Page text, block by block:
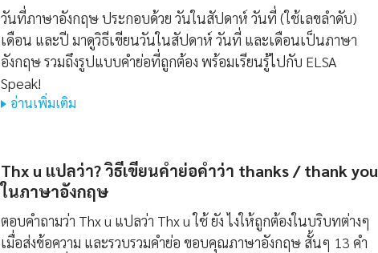
วันที่ภาษาอังกฤษ ประกอบด้วย วันในสัปดาห์ วันที่ (ใช้เลขลำดับ)
เดือน และปี มาดูวิธีเขียนวันในสัปดาห์ วันที่ และเดือนเป็นภาษา
อังกฤษ รวมถึงรูปแบบคำย่อที่ถูกต้อง พร้อมเรียนรู้ไปกับ ELSA
Speak!
อ่านเพิ่มเติม
Thx u แปลว่า? วิธีเขียนคำย่อคำว่า thanks / thank you
ในภาษาอังกฤษ
ตอบคำถามว่า Thx u แปลว่า Thx u ใช้ ยัง ไงให้ถูกต้องในบริบทต่างๆ
เมื่อส่งข้อความ และรวบรวมคำย่อ ขอบคุณภาษาอังกฤษ สั้นๆ 13 คำ